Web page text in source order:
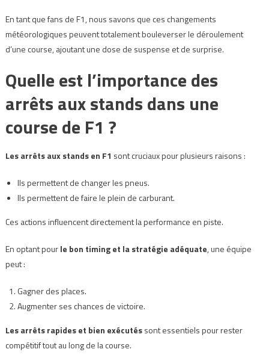
En tant que fans de F1, nous savons que ces changements
météorologiques peuvent totalement bouleverser le déroulement
d’une course, ajoutant une dose de suspense et de surprise.
Quelle est l’importance des
arrêts aux stands dans une
course de F1 ?
Les arrêts aux stands en F1 sont cruciaux pour plusieurs raisons :
Ils permettent de changer les pneus.
Ils permettent de faire le plein de carburant.
Ces actions influencent directement la performance en piste.
En optant pourle bon timing et la stratégie adéquate, une équipe
peut :
Gagner des places.
Augmenter ses chances de victoire.
Les arrêts rapides et bien exécutéssont essentiels pour rester
compétitif tout au long de la course.